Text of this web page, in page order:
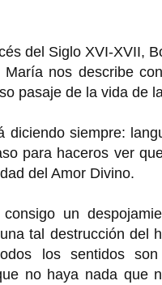
del Siglo XVI-XVII,
nos describe
pasaje de la vida de
diciendo siempre:
para haceros ver
del Amor Divino.
un
tal destrucción del
los sentidos
no haya nada que